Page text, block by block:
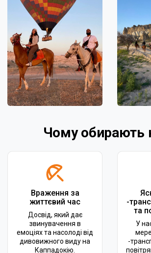
Чому обирають
Враження за
життєвий час
Досвід, який дає
звинувачення в
емоціях та насолоді від
дивовижного виду на
Каппадокію.
-
та
У
-